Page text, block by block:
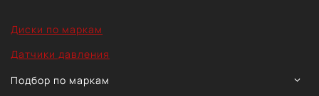
Диски по маркам
Датчики давления
Подбор по маркам